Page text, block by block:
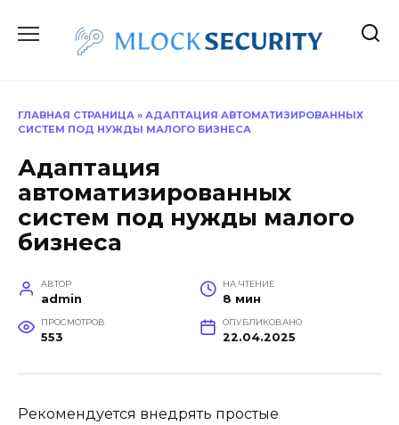
содержанию
ГЛАВНАЯ СТРАНИЦА » АДАПТАЦИЯ АВТОМАТИЗИРОВАННЫХ
СИСТЕМ ПОД НУЖДЫ МАЛОГО БИЗНЕСА
Адаптация
автоматизированных
систем под нужды малого
бизнеса
АВТОР
admin
НА ЧТЕНИЕ
8 мин
ПРОСМОТРОВ
553
ОПУБЛИКОВАНО
22.04.2025
Рекомендуется внедрять простые